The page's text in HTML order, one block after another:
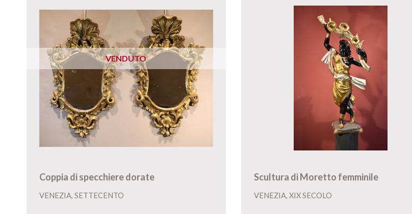
VENDUTO
Coppia di specchiere dorate
VENEZIA, SETTECENTO
Scultura di Moretto femminile
VENEZIA, XIX SECOLO